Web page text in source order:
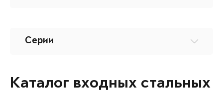
Серии
Каталог входных стальных